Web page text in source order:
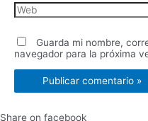
Web
Guarda mi nombre,
navegador para la próxima
Share on facebook